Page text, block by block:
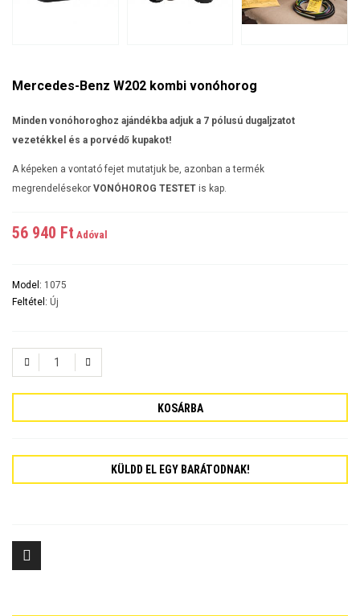
Mercedes-Benz W202 kombi vonóhorog
Minden vonóhoroghoz ajándékba adjuk a 7 pólusú dugaljzatot
vezetékkel és a porvédő kupakot!
A képeken a vontató fejet mutatjuk be, azonban a termék
megrendelésekor VONÓHOROG TESTET is kap.
56 940 Ft‎ Adóval
Model: 1075
Feltétel: Új
KOSÁRBA
KÜLDD EL EGY BARÁTODNAK!